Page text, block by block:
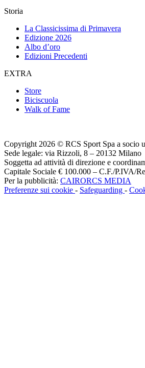
Storia
La Classicissima di Primavera
Edizione 2026
Albo d’oro
Edizioni Precedenti
EXTRA
Store
Biciscuola
Walk of Fame
Copyright 2026 © RCS Sport Spa a socio
Sede legale: via Rizzoli, 8 – 20132 Milano
Soggetta ad attività di direzione e
Capitale Sociale € 100.000 – C.F./P.IVA/
Per la pubblicità: CAIRORCS MEDIA
Preferenze sui cookie - Safeguarding -